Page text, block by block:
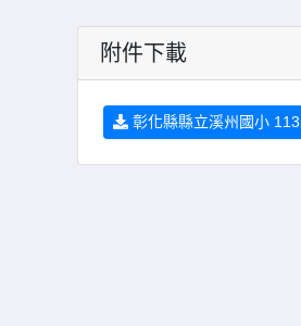
附件下載
彰化縣縣立溪州國小